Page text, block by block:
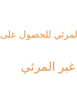
المرئي